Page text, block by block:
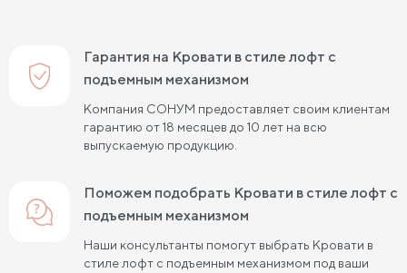
Кровати белого цвета
Кровати цвета графит Кровати желтого цвета
Кровати зеленого цвета Кровати коричневого цвета
Кровати розового цвета Кровати серого цвета
Кровати синего цвета Кровати фиолетового цвета
Гарантия на Кровати в стиле лофт с
подъемным механизмом
Компания СОНУМ предоставляет своим клиентам
гарантию от 18 месяцев до 10 лет на всю
выпускаемую продукцию.
Поможем подобрать Кровати в стиле лофт с
подъемным механизмом
Наши консультанты помогут выбрать Кровати в
стиле лофт с подъемным механизмом под ваши